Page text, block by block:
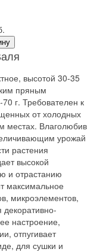
высотой 30-35
пряным
г. Требователен к
от холодных
местах. Влаголюбив
урожай
растения
высокой
и отрастанию
максимальное
микроэлементов,
настроение,
отпугивает
для сушки и